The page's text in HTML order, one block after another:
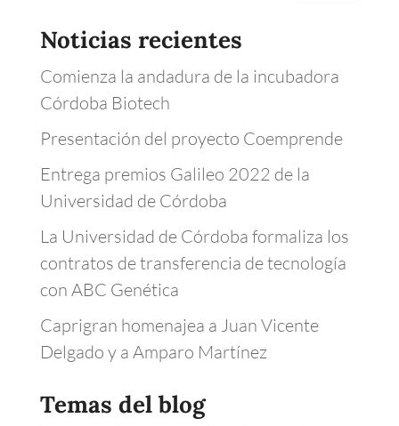
Noticias recientes
Comienza la andadura de la incubadora
Córdoba Biotech
Presentación del proyecto Coemprende
Entrega premios Galileo 2022 de la
Universidad de Córdoba
La Universidad de Córdoba formaliza los
contratos de transferencia de tecnología
con ABC Genética
Caprigran homenajea a Juan Vicente
Delgado y a Amparo Martínez
Temas del blog